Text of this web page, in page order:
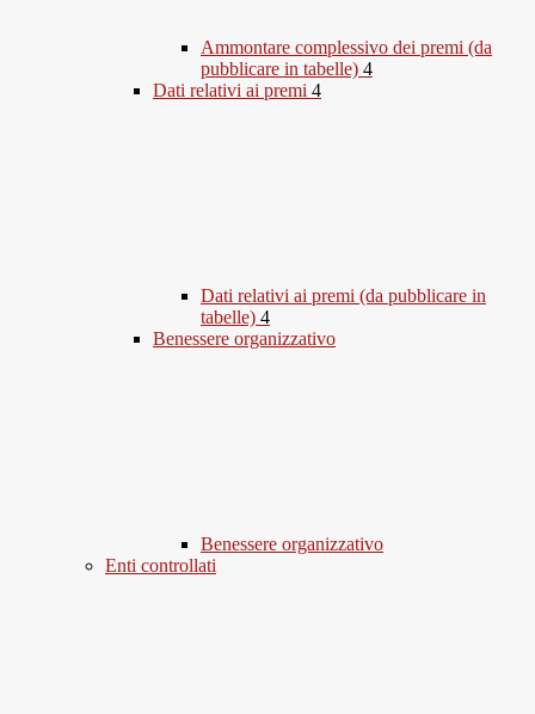
Ammontare complessivo dei premi (da
pubblicare in tabelle) 4
Dati relativi ai premi 4
Dati relativi ai premi (da pubblicare in
tabelle) 4
Benessere organizzativo
Benessere organizzativo
Enti controllati